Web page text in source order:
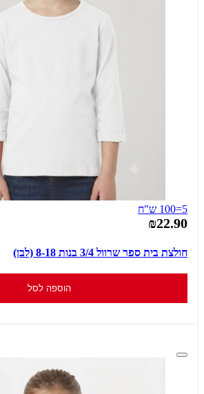
5=100 ש"ח
₪22.90
חולצת בית ספר שרוול 3/4 בנות 8-18 (לבן)
הוספה לסל